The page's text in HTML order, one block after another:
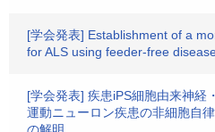
[学会発表] Establishment of a
for ALS using feeder-free
[学会発表] 疾患iPS細胞由来神経
運動ニューロン疾患の非細胞自